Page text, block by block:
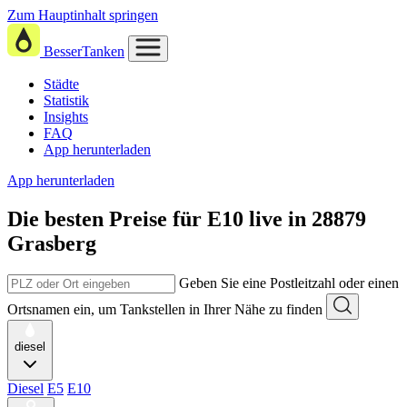
Zum Hauptinhalt springen
BesserTanken
Städte
Statistik
Insights
FAQ
App herunterladen
App herunterladen
Die besten Preise für E10 live in 28879
Grasberg
Geben Sie eine Postleitzahl oder einen
Ortsnamen ein, um Tankstellen in Ihrer Nähe zu finden
diesel
Diesel E5 E10